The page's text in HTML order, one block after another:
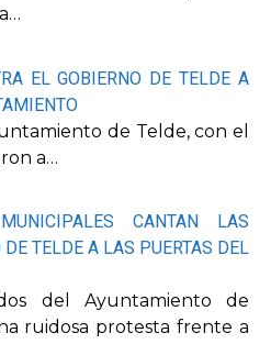
EL GOBIERNO DE TELDE A
de Telde, con el
a…
CANTAN LAS
TELDE A LAS PUERTAS DEL
del Ayuntamiento de
ruidosa protesta frente a